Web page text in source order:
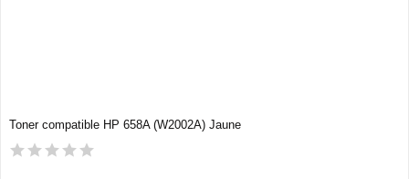
Toner compatible HP 658A (W2002A) Jaune